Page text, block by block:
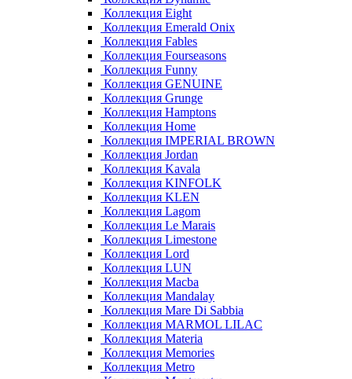
Коллекция Eight
Коллекция Emerald Onix
Коллекция Fables
Коллекция Fourseasons
Коллекция Funny
Коллекция GENUINE
Коллекция Grunge
Коллекция Hamptons
Коллекция Home
Коллекция IMPERIAL BROWN
Коллекция Jordan
Коллекция Kavala
Коллекция KINFOLK
Коллекция KLEN
Коллекция Lagom
Коллекция Le Marais
Коллекция Limestone
Коллекция Lord
Коллекция LUN
Коллекция Macba
Коллекция Mandalay
Коллекция Mare Di Sabbia
Коллекция MARMOL LILAC
Коллекция Materia
Коллекция Memories
Коллекция Metro